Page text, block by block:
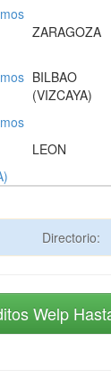
ZARAGOZA
BILBAO
(VIZCAYA)
LEON
Directorio:
Welp